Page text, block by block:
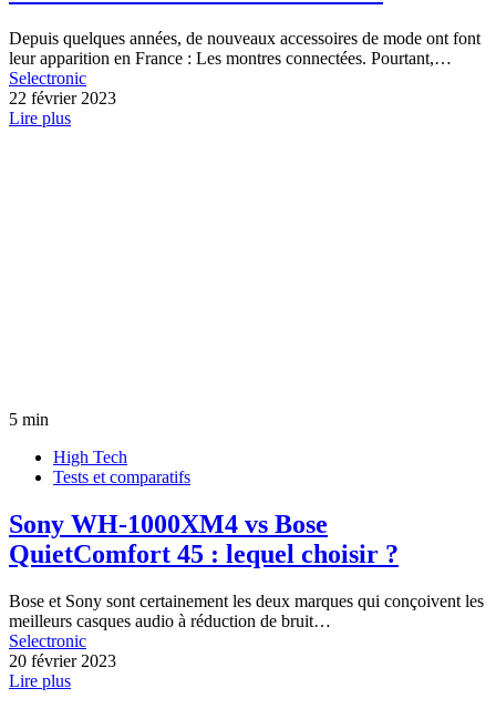
Depuis quelques années, de nouveaux accessoires de mode ont font
leur apparition en France : Les montres connectées. Pourtant,…
Selectronic
22 février 2023
Lire plus
5 min
High Tech
Tests et comparatifs
Sony WH-1000XM4 vs Bose
QuietComfort 45 : lequel choisir ?
Bose et Sony sont certainement les deux marques qui conçoivent les
meilleurs casques audio à réduction de bruit…
Selectronic
20 février 2023
Lire plus